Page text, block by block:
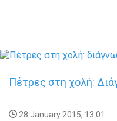
Πέτρες στη χολή:
28 January 2015, 13:01